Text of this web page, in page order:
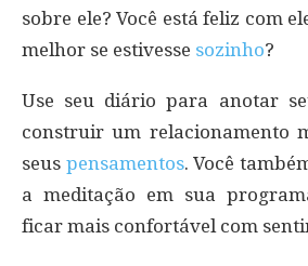
sobre ele? Você está feliz com
melhor se estivesse sozinho?
Use seu diário para anotar
construir um relacionamento
seus pensamentos. Você
a meditação em sua
ficar mais confortável com